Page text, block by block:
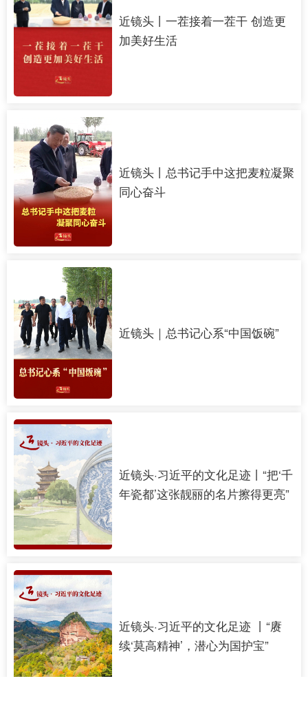
近镜头丨一茬接着一茬干 创造更
加美好生活
近镜头丨总书记手中这把麦粒凝聚
同心奋斗
近镜头｜总书记心系“中国饭碗”
近镜头·习近平的文化足迹丨“把‘千
年瓷都’这张靓丽的名片擦得更亮”
近镜头·习近平的文化足迹 丨“赓
续‘莫高精神’，潜心为国护宝”